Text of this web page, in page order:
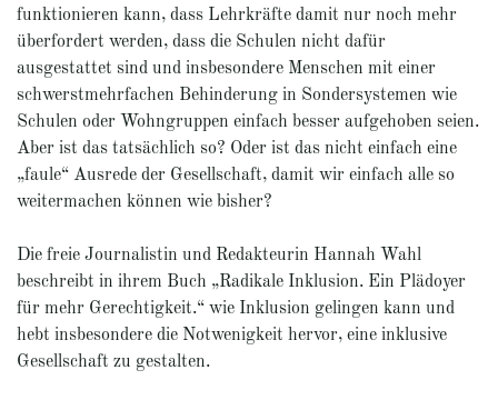
funktionieren kann, dass Lehrkräfte damit nur noch mehr
überfordert werden, dass die Schulen nicht dafür
ausgestattet sind und insbesondere Menschen mit einer
schwerstmehrfachen Behinderung in Sondersystemen wie
Schulen oder Wohngruppen einfach besser aufgehoben seien.
Aber ist das tatsächlich so? Oder ist das nicht einfach eine
„faule“ Ausrede der Gesellschaft, damit wir einfach alle so
weitermachen können wie bisher?
Die freie Journalistin und Redakteurin Hannah Wahl
beschreibt in ihrem Buch „Radikale Inklusion. Ein Plädoyer
für mehr Gerechtigkeit.“ wie Inklusion gelingen kann und
hebt insbesondere die Notwenigkeit hervor, eine inklusive
Gesellschaft zu gestalten.